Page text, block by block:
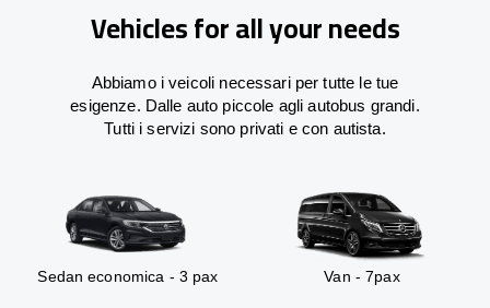
Vehicles for all your needs
Abbiamo i veicoli necessari per tutte le tue
esigenze. Dalle auto piccole agli autobus grandi.
Tutti i servizi sono privati e con autista.
Sedan economica - 3 pax Van - 7pax